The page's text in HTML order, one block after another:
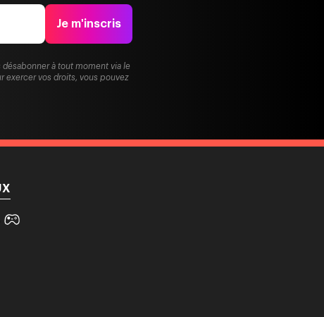
Je m'inscris
à tout moment via le
exercer vos droits, vous pouvez